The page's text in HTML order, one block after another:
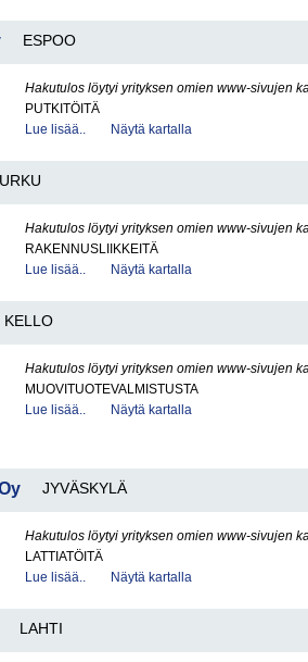
ESPOO
Hakutulos löytyi yrityksen omien www-sivujen
PUTKITÖITÄ
Lue lisää..
Näytä kartalla
Hakutulos löytyi yrityksen omien www-sivujen
RAKENNUSLIIKKEITÄ
Lue lisää..
Näytä kartalla
KELLO
Hakutulos löytyi yrityksen omien www-sivujen
MUOVITUOTEVALMISTUSTA
Lue lisää..
Näytä kartalla
JYVÄSKYLÄ
Hakutulos löytyi yrityksen omien www-sivujen
LATTIATÖITÄ
Lue lisää..
Näytä kartalla
LAHTI